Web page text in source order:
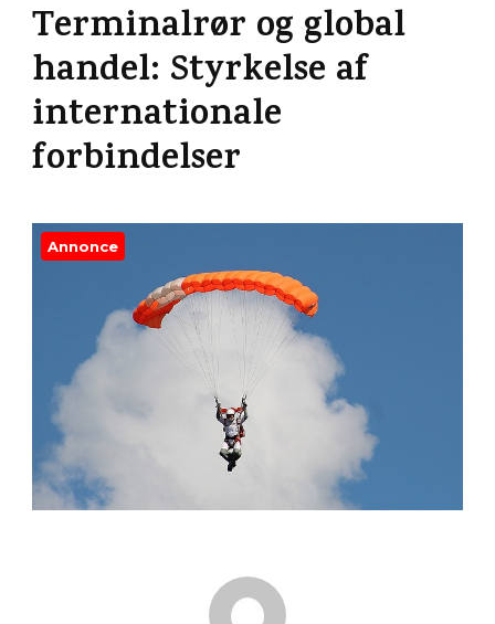
Terminalrør og global
handel: Styrkelse af
internationale
forbindelser
Annonce